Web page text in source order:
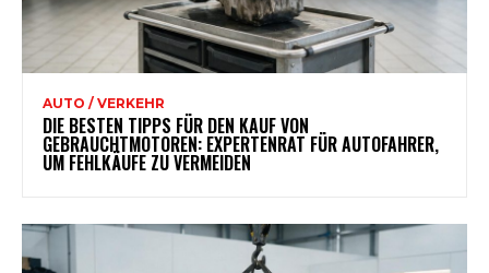
AUTO / VERKEHR
DIE BESTEN TIPPS FÜR DEN KAUF VON
GEBRAUCHTMOTOREN: EXPERTENRAT FÜR AUTOFAHRER,
UM FEHLKÄUFE ZU VERMEIDEN